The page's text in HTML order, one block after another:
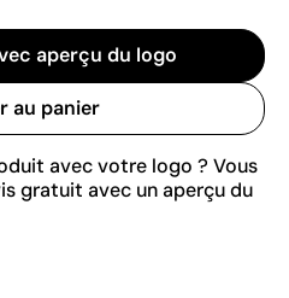
aperçu du logo
au panier
avec votre logo ? Vous
gratuit avec un aperçu du